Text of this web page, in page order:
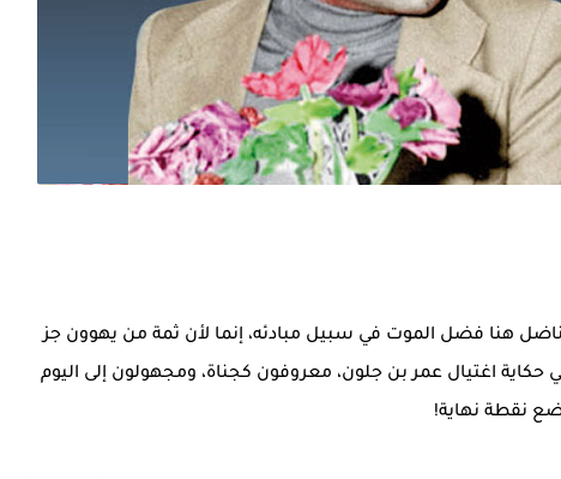
هنا فضل الموت في سبيل مبادئه، إنما لأن ثمة من يهوون جز
اغتيال عمر بن جلون، معروفون كجناة، ومجهولون إلى اليوم
نقطة نهاية!